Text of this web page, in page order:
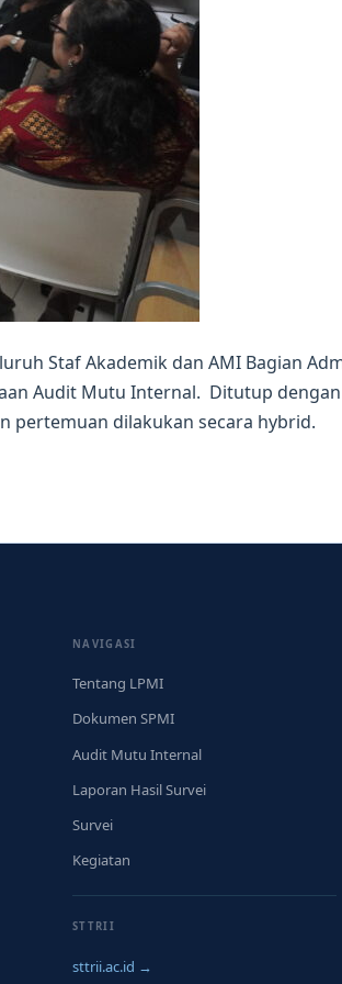
Staf Akademik dan AMI Bagian
Audit Mutu Internal. Ditutup
pertemuan dilakukan secara hybrid.
NAVIGASI
Tentang LPMI
Dokumen SPMI
Audit Mutu Internal
Laporan Hasil Survei
Survei
Kegiatan
STTRII
sttrii.ac.id →